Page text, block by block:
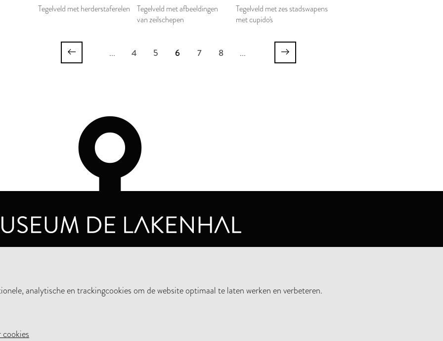
Tegelveld met herderstaferelen
Tegelveld met afbeeldingen
van zeilschepen
Tegelveld met zes stadswapens
met cupido's
... 4 5 6 7 8 ...
analytische en trackingcookies om de website optimaal te laten werken en verbeteren.
cookies